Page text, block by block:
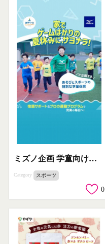
ミズノ企画 学童向け夏休み運動教室
Category スポーツ
0